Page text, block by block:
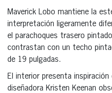
Maverick Lobo mantiene la
interpretación ligeramente
el parachoques trasero
contrastan con un techo
de 19 pulgadas.
El interior presenta
diseñadora Kristen Keenan